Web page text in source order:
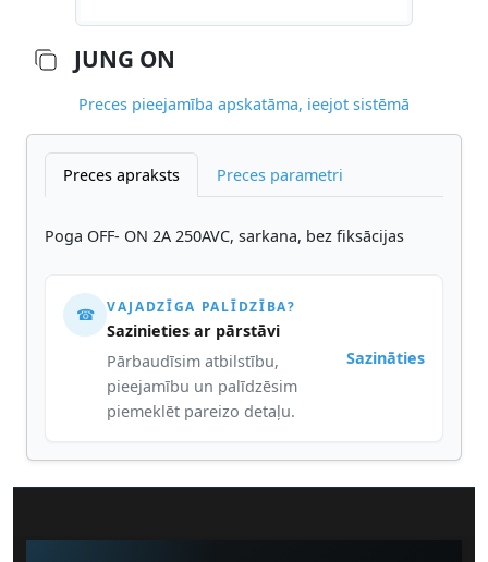
JUNG ON
Preces pieejamība apskatāma, ieejot sistēmā
Preces apraksts Preces parametri
Poga OFF- ON 2A 250AVC, sarkana, bez fiksācijas
☎ VAJADZĪGA PALĪDZĪBA?
Sazinieties ar pārstāvi
Pārbaudīsim atbilstību,
pieejamību un palīdzēsim
piemeklēt pareizo detaļu.
Sazināties